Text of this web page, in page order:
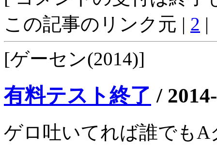
この記事のリンク元 | 2 |
[ゲーセン(2014)]
有料テスト終了 /
ゲロ吐いてれば誰でも